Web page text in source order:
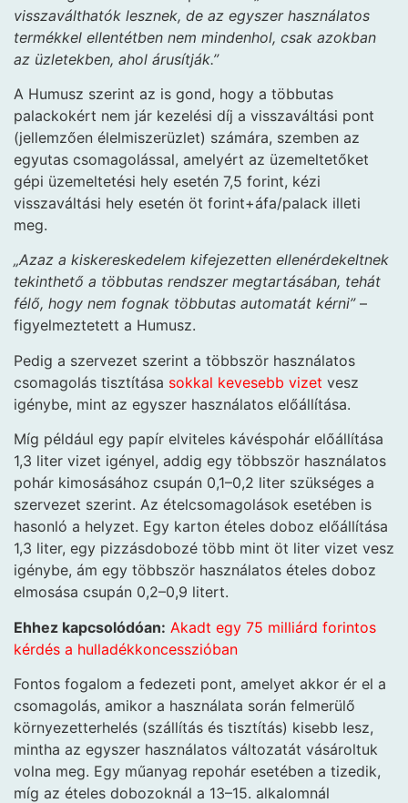
visszaválthatók lesznek, de az egyszer használatos
termékkel ellentétben nem mindenhol, csak azokban
az üzletekben, ahol árusítják.”
A Humusz szerint az is gond, hogy a többutas
palackokért nem jár kezelési díj a visszaváltási pont
(jellemzően élelmiszerüzlet) számára, szemben az
egyutas csomagolással, amelyért az üzemeltetőket
gépi üzemeltetési hely esetén 7,5 forint, kézi
visszaváltási hely esetén öt forint+áfa/palack illeti
meg.
„Azaz a kiskereskedelem kifejezetten ellenérdekeltnek
tekinthető a többutas rendszer megtartásában, tehát
félő, hogy nem fognak többutas automatát kérni”–
figyelmeztetett a Humusz.
Pedig a szervezet szerint a többször használatos
csomagolás tisztítása sokkal kevesebb vizet vesz
igénybe, mint az egyszer használatos előállítása.
Míg például egy papír elviteles kávéspohár előállítása
1,3 liter vizet igényel, addig egy többször használatos
pohár kimosásához csupán 0,1–0,2 liter szükséges a
szervezet szerint. Az ételcsomagolások esetében is
hasonló a helyzet. Egy karton ételes doboz előállítása
1,3 liter, egy pizzásdobozé több mint öt liter vizet vesz
igénybe, ám egy többször használatos ételes doboz
elmosása csupán 0,2–0,9 litert.
Ehhez kapcsolódóan: Akadt egy 75 milliárd forintos
kérdés a hulladékkoncesszióban
Fontos fogalom a fedezeti pont, amelyet akkor ér el a
csomagolás, amikor a használata során felmerülő
környezetterhelés (szállítás és tisztítás) kisebb lesz,
mintha az egyszer használatos változatát vásároltuk
volna meg. Egy műanyag repohár esetében a tizedik,
míg az ételes dobozoknál a 13–15. alkalomnál